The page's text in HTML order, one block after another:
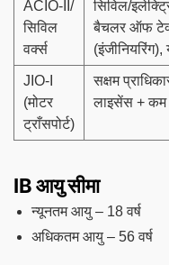
ACIO-II/
सिविल
वर्क्स
सिविल/
बैचलर ऑफ
JIO-I
(मोटर
ट्राँसपोर्ट)
सक्षम
लाइसेंस + कम
IB आयु सीमा
न्यूनतम आयु – 18 वर्ष
अधिकतम आयु – 56 वर्ष